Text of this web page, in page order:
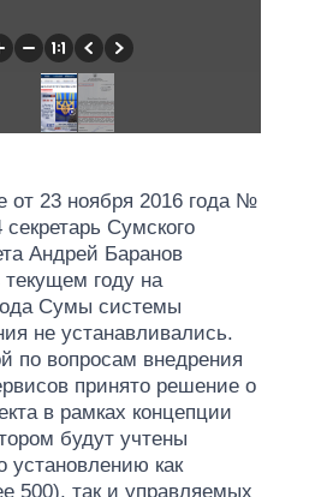
от 23 ноября 2016 года №
Сумского
Андрей Баранов
году на
Сумы системы
не устанавливались.
по вопросам внедрения
принято решение о
в рамках концепции
будут учтены
установлению как
500), так и управляемых